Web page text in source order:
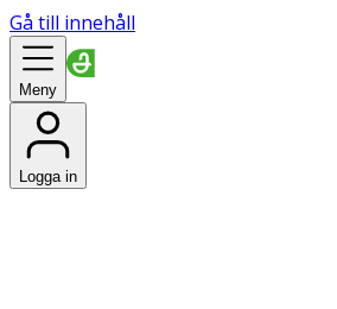
Gå till innehåll
Meny
Logga in